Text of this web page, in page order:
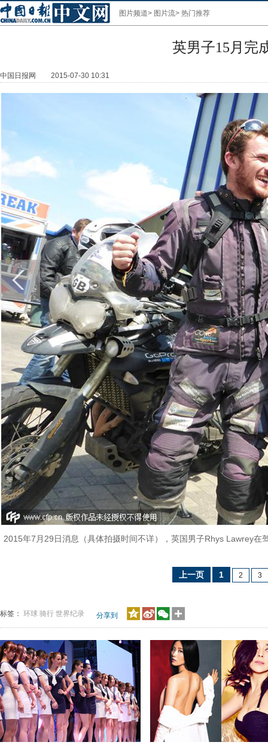
图片频道> 图片流> 热门推荐
英男子15月完
中国日报网 2015-07-30 10:31
2015年7月29日消息（具体拍摄时间不详），英国男子Rhys Lawrey
上一页 1 2 3
标签： 环球 骑行 世界纪录 分享到